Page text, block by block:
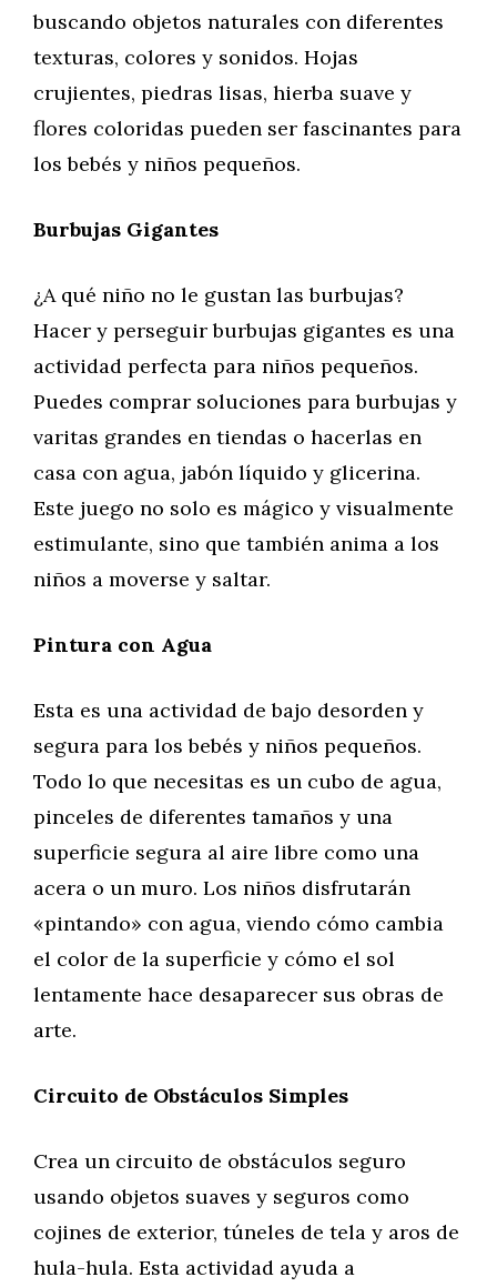
buscando objetos naturales con diferentes
texturas, colores y sonidos. Hojas
crujientes, piedras lisas, hierba suave y
flores coloridas pueden ser fascinantes para
los bebés y niños pequeños.
Burbujas Gigantes
¿A qué niño no le gustan las burbujas?
Hacer y perseguir burbujas gigantes es una
actividad perfecta para niños pequeños.
Puedes comprar soluciones para burbujas y
varitas grandes en tiendas o hacerlas en
casa con agua, jabón líquido y glicerina.
Este juego no solo es mágico y visualmente
estimulante, sino que también anima a los
niños a moverse y saltar.
Pintura con Agua
Esta es una actividad de bajo desorden y
segura para los bebés y niños pequeños.
Todo lo que necesitas es un cubo de agua,
pinceles de diferentes tamaños y una
superficie segura al aire libre como una
acera o un muro. Los niños disfrutarán
«pintando» con agua, viendo cómo cambia
el color de la superficie y cómo el sol
lentamente hace desaparecer sus obras de
arte.
Circuito de Obstáculos Simples
Crea un circuito de obstáculos seguro
usando objetos suaves y seguros como
cojines de exterior, túneles de tela y aros de
hula-hula. Esta actividad ayuda a